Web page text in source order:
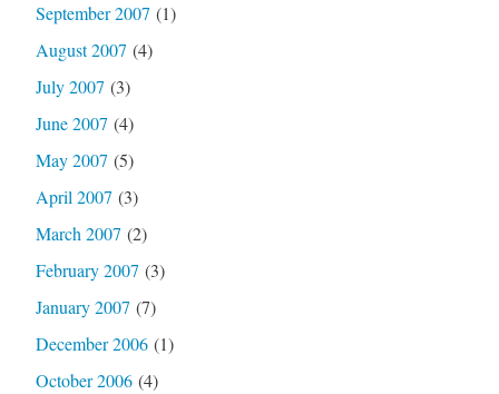
September 2007 (1)
August 2007 (4)
July 2007 (3)
June 2007 (4)
May 2007 (5)
April 2007 (3)
March 2007 (2)
February 2007 (3)
January 2007 (7)
December 2006(1)
October 2006(4)